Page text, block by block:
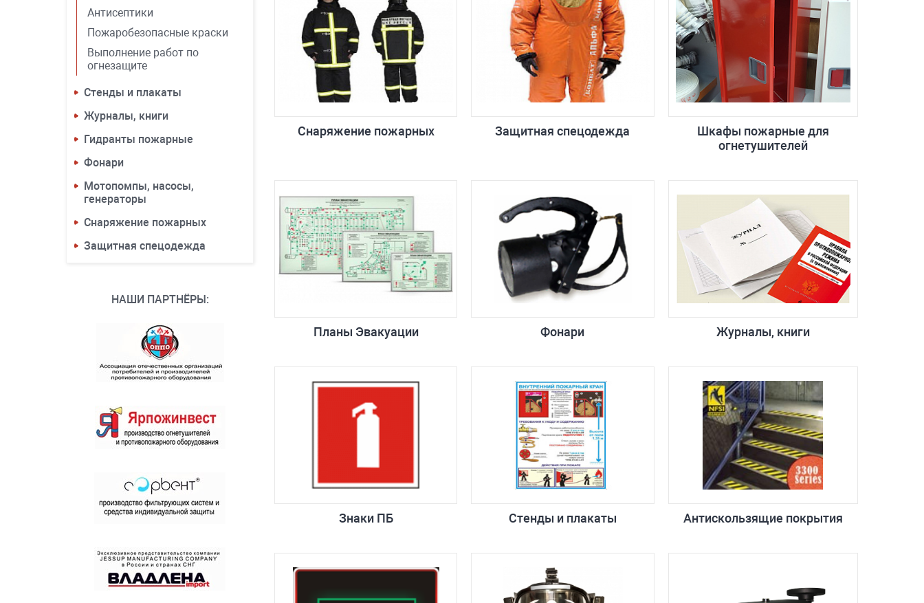
Антисептики
Пожаробезопасные краски
Выполнение работ по
огнезащите
Стенды и плакаты
Журналы, книги
Гидранты пожарные
Фонари
Мотопомпы, насосы,
генераторы
Снаряжение пожарных
Защитная спецодежда
НАШИ ПАРТНЁРЫ:
Снаряжение пожарных Защитная спецодежда
Шкафы пожарные для
огнетушителей
Планы Эвакуации Фонари Журналы, книги
Знаки ПБ Стенды и плакаты Антискользящие покрытия